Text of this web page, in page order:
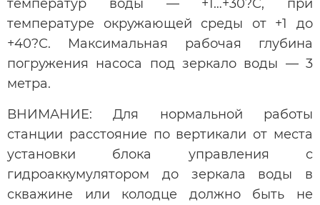
температур воды — +1…+30?С, при
температуре окружающей среды от +1 до
+40?С. Максимальная рабочая глубина
погружения насоса под зеркало воды — 3
метра.
ВНИМАНИЕ: Для нормальной работы
станции расстояние по вертикали от места
установки блока управления с
гидроаккумулятором до зеркала воды в
скважине или колодце должно быть не